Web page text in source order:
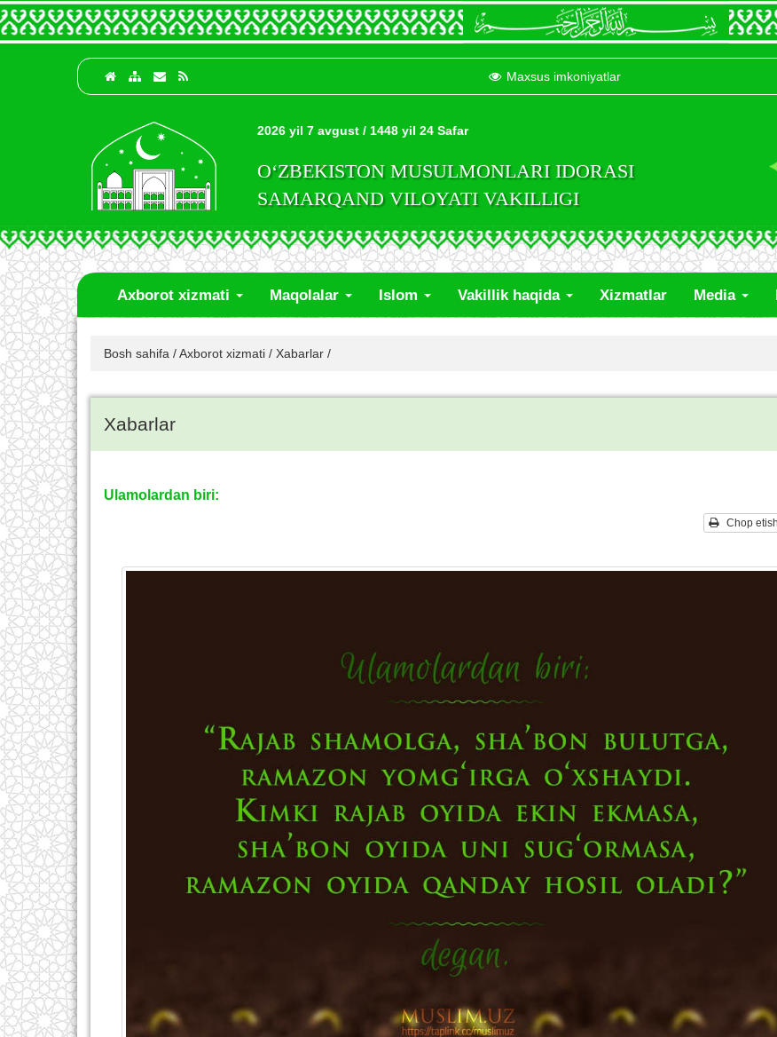
Maxsus imkoniyatlar
2026 yil 7 avgust / 1448 yil 24 Safar
O‘ZBEKISTON MUSULMONLARI IDORASI
SAMARQAND VILOYATI VAKILLIGI
Axborot xizmati Maqolalar Islom Vakillik haqida Xizmatlar Media
Bosh sahifa /Axborot xizmati / Xabarlar /
Xabarlar
Ulamolardan biri:
Chop etish